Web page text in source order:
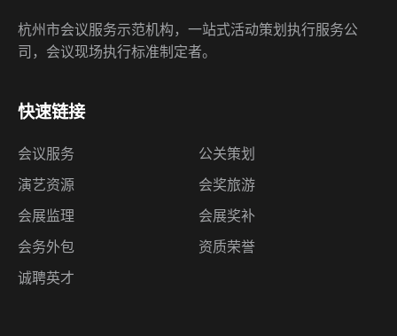
杭州市会议服务示范机构，一站式活动策划执行服务公
司，会议现场执行标准制定者。
快速链接
会议服务
公关策划
演艺资源
会奖旅游
会展监理
会展奖补
会务外包
资质荣誉
诚聘英才